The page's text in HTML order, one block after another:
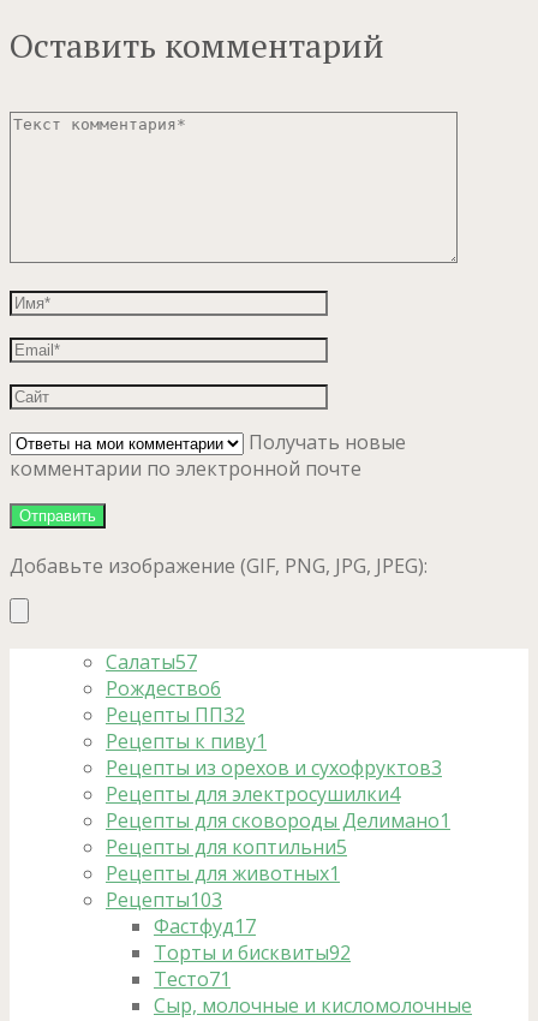
Оставить комментарий
Получать новые
комментарии по электронной почте
Добавьте изображение (GIF, PNG, JPG, JPEG):
Салаты57
Рождество6
Рецепты ПП32
Рецепты к пиву1
Рецепты из орехов и сухофруктов3
Рецепты для электросушилки4
Рецепты для сковороды Делимано1
Рецепты для коптильни5
Рецепты для животных1
Рецепты103
Фастфуд17
Торты и бисквиты92
Тесто71
Сыр, молочные и кисломолочные